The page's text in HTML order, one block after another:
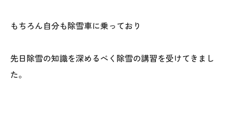
もちろん自分も除雪車に乗っており
先日除雪の知識を深めるべく除雪の講習を受けてきまし
た。